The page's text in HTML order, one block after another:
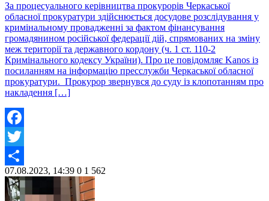
За процесуального керівництва прокурорів Черкаської
обласної прокуратури здійснюється досудове розслідування у
кримінальному провадженні за фактом фінансування
громадянином російської федерації дій, спрямованих на зміну
меж території та державного кордону (ч. 1 ст. 110-2
Кримінального кодексу України). Про це повідомляє Kanos із
посиланням на інформацію пресслужби Черкаської обласної
прокуратури. Прокурор звернувся до суду із клопотанням про
накладення […]
Facebook
Twitter
Share
07.08.2023, 14:39 0 1 562